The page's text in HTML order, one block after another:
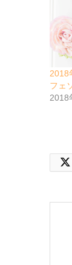
2018
フェ
2018
